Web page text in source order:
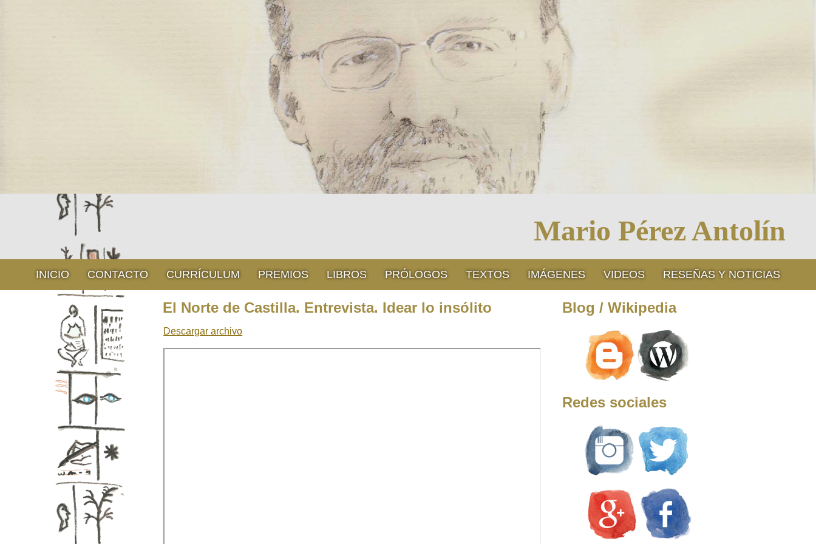
Mario Pérez Antolín
INICIO CONTACTO CURRÍCULUM PREMIOS LIBROS PRÓLOGOS TEXTOS IMÁGENES VIDEOS RESEÑAS Y NOTICIAS
El Norte de Castilla. Entrevista. Idear lo insólito
Descargar archivo
Blog / Wikipedia
Redes sociales